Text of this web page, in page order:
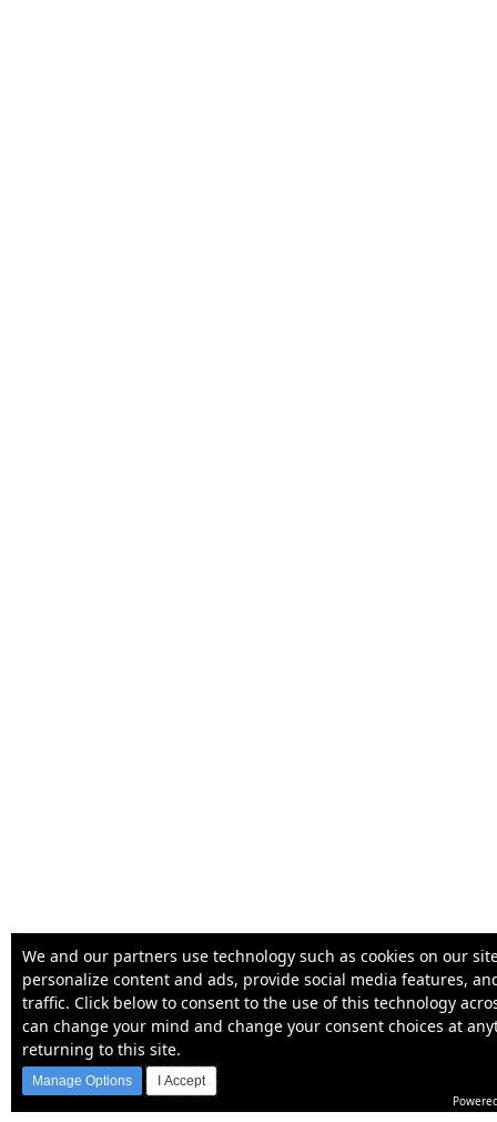
We and our partners use technology such as cookies on our
personalize content and ads, provide social media features,
traffic. Click below to consent to the use of this technology
can change your mind and change your consent choices at
returning to this site.
Manage Options
I Accept